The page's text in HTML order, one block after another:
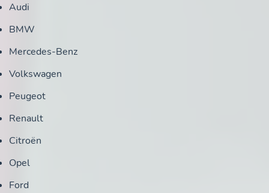
Audi
BMW
Mercedes-Benz
Volkswagen
Peugeot
Renault
Citroën
Opel
Ford